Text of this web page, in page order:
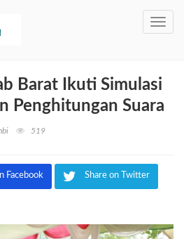
Barat Ikuti Simulasi
Penghitungan Suara
519
Facebook Share on Twitter